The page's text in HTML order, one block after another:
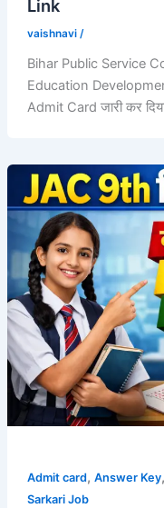
Link
vaishnavi /
Bihar Public Service
Education
Admit Card जारी कर
Admit card, Answer Key,
Sarkari Job